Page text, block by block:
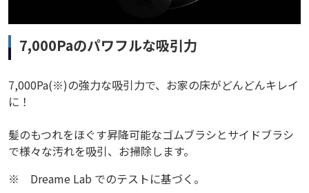
7,000Paのパワフルな吸引力
7,000Pa(※)の強力な吸引力で、お家の床がどんどんキレイ
に！
髪のもつれをほぐす昇降可能なゴムブラシとサイドブラシ
で様々な汚れを吸引、お掃除します。
※
Dreame Lab でのテストに基づく。